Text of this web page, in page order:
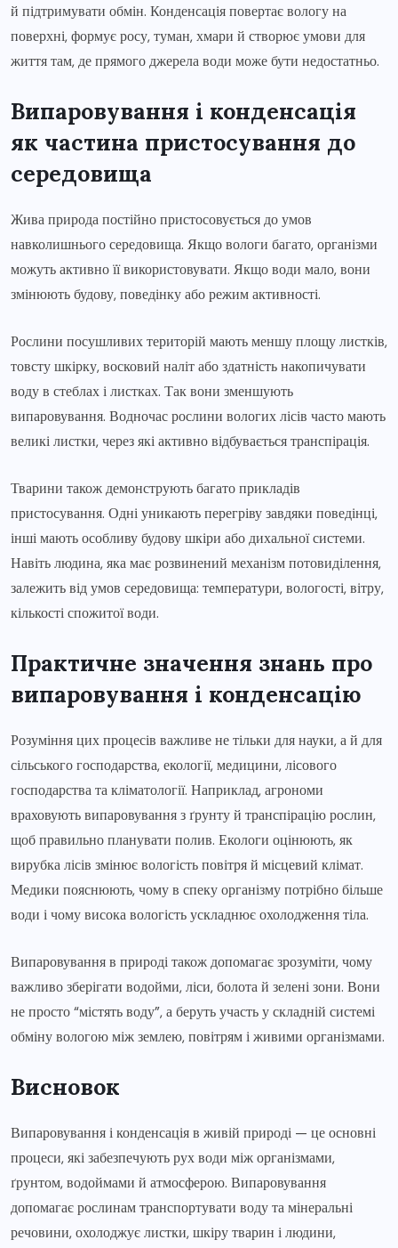
й підтримувати обмін. Конденсація повертає вологу на
поверхні, формує росу, туман, хмари й створює умови для
життя там, де прямого джерела води може бути недостатньо.
Випаровування і конденсація
як частина пристосування до
середовища
Жива природа постійно пристосовується до умов
навколишнього середовища. Якщо вологи багато, організми
можуть активно її використовувати. Якщо води мало, вони
змінюють будову, поведінку або режим активності.
Рослини посушливих територій мають меншу площу листків,
товсту шкірку, восковий наліт або здатність накопичувати
воду в стеблах і листках. Так вони зменшують
випаровування. Водночас рослини вологих лісів часто мають
великі листки, через які активно відбувається транспірація.
Тварини також демонструють багато прикладів
пристосування. Одні уникають перегріву завдяки поведінці,
інші мають особливу будову шкіри або дихальної системи.
Навіть людина, яка має розвинений механізм потовиділення,
залежить від умов середовища: температури, вологості, вітру,
кількості спожитої води.
Практичне значення знань про
випаровування і конденсацію
Розуміння цих процесів важливе не тільки для науки, а й для
сільського господарства, екології, медицини, лісового
господарства та кліматології. Наприклад, агрономи
враховують випаровування з ґрунту й транспірацію рослин,
щоб правильно планувати полив. Екологи оцінюють, як
вирубка лісів змінює вологість повітря й місцевий клімат.
Медики пояснюють, чому в спеку організму потрібно більше
води і чому висока вологість ускладнює охолодження тіла.
Випаровування в природі також допомагає зрозуміти, чому
важливо зберігати водойми, ліси, болота й зелені зони. Вони
не просто “містять воду”, а беруть участь у складній системі
обміну вологою між землею, повітрям і живими організмами.
Висновок
Випаровування і конденсація в живій природі — це основні
процеси, які забезпечують рух води між організмами,
ґрунтом, водоймами й атмосферою. Випаровування
допомагає рослинам транспортувати воду та мінеральні
речовини, охолоджує листки, шкіру тварин і людини,